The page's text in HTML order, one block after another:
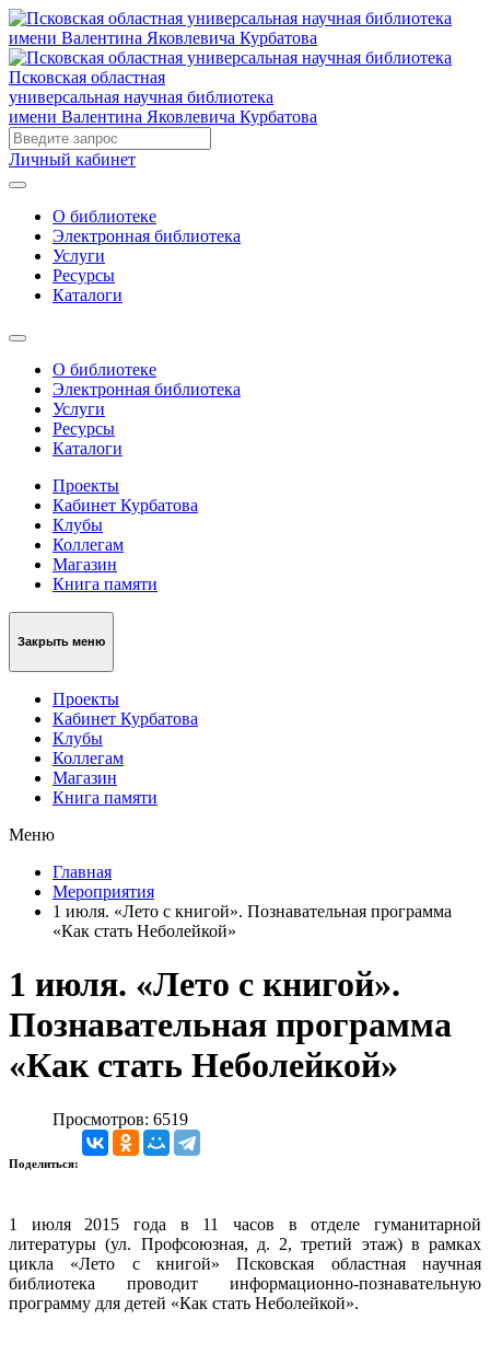
Псковская областная
универсальная научная библиотека
имени Валентина Яковлевича Курбатова
Личный кабинет
О библиотеке
Электронная библиотека
Услуги
Ресурсы
Каталоги
О библиотеке
Электронная библиотека
Услуги
Ресурсы
Каталоги
Проекты
Кабинет Курбатова
Клубы
Коллегам
Магазин
Книга памяти
Закрыть меню
Проекты
Кабинет Курбатова
Клубы
Коллегам
Магазин
Книга памяти
Меню
Главная
Мероприятия
1 июля. «Лето с книгой». Познавательная программа
«Как стать Неболейкой»
1 июля. «Лето с книгой».
Познавательная программа
«Как стать Неболейкой»
Просмотров: 6519
Поделиться:
1 июля 2015 года в 11 часов в отделе гуманитарной
литературы (ул. Профсоюзная, д. 2, третий этаж) в рамках
цикла «Лето с книгой» Псковская областная научная
библиотека проводит информационно-познавательную
программу для детей «Как стать Неболейкой».